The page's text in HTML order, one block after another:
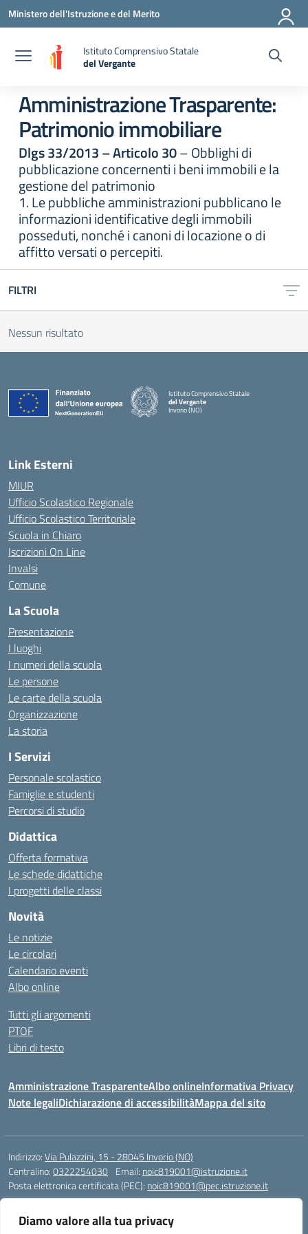
Diamo valore alla tua privacy
Vai ai contenuti
Vai al menu di navigazione
Vai al footer
Ministero dell'Istruzione e del Merito
Istituto Comprensivo Statale
del Vergante
— Visita la pagina iniziale della scuola
Amministrazione Trasparente:
Patrimonio immobiliare
Dlgs 33/2013 – Articolo 30– Obblighi di
pubblicazione concernenti i beni immobili e la
gestione del patrimonio
1. Le pubbliche amministrazioni pubblicano le
informazioni identificative degli immobili
posseduti, nonché i canoni di locazione o di
affitto versati o percepiti.
FILTRI
Nessun risultato
Istituto Comprensivo Statale
del Vergante
Invorio (NO)
Link Esterni
MIUR
Ufficio Scolastico Regionale
Ufficio Scolastico Territoriale
Scuola in Chiaro
Iscrizioni On Line
Invalsi
Comune
La Scuola
Presentazione
I luoghi
I numeri della scuola
Le persone
Le carte della scuola
Organizzazione
La storia
I Servizi
Personale scolastico
Famiglie e studenti
Percorsi di studio
Didattica
Offerta formativa
Le schede didattiche
I progetti delle classi
Novità
Le notizie
Le circolari
Calendario eventi
Albo online
Tutti gli argomenti
PTOF
Libri di testo
Amministrazione TrasparenteAlbo onlineInformativa Privacy
Note legaliDichiarazione di accessibilitàMappa del sito
Indirizzo:Via Pulazzini, 15 - 28045 Invorio (NO)
Centralino:0322254030 Email: noic819001@istruzione.it
Posta elettronica certificata (PEC): noic819001@pec.istruzione.it
Codice meccanografico:NOIC819001